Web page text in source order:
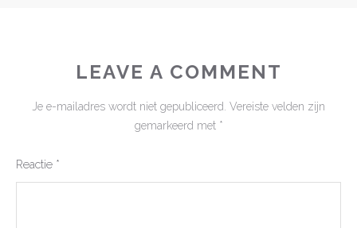
LEAVE A COMMENT
Je e-mailadres wordt niet gepubliceerd. Vereiste velden zijn
gemarkeerd met *
Reactie *